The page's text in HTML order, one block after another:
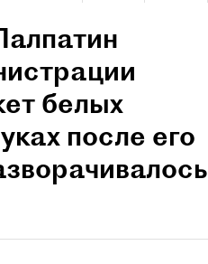
белых
после его